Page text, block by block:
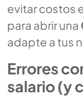
evitar costos
para abrir una
adapte a tus
Errores
salario (y